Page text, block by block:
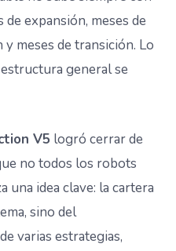
de expansión, meses de
y meses de transición. Lo
general se
V5 logró cerrar de
no todos los robots
una idea clave: la cartera
sino del
varias estrategias,